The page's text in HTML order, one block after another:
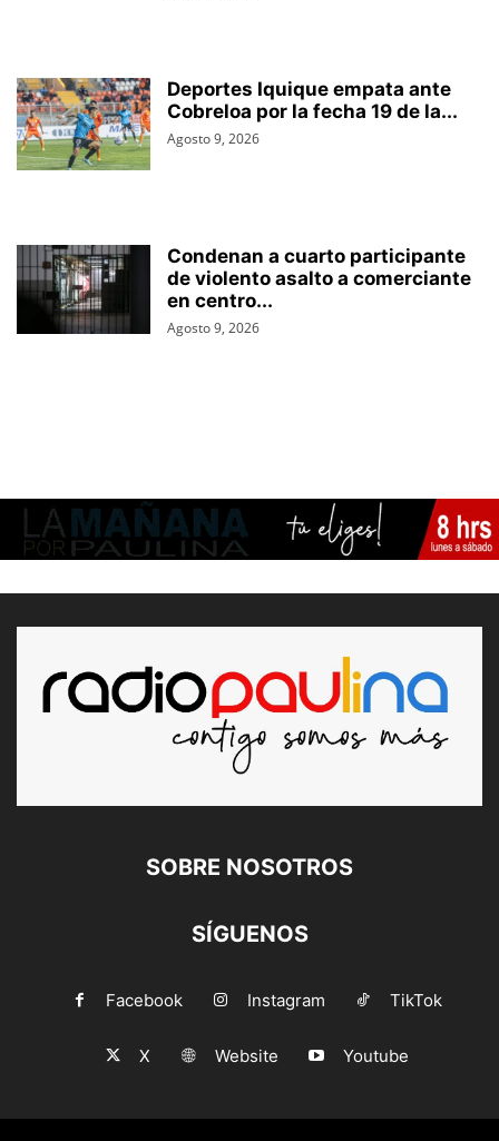
Deportes Iquique empata ante
Cobreloa por la fecha 19 de la...
Agosto 9, 2026
Condenan a cuarto participante
de violento asalto a comerciante
en centro...
Agosto 9, 2026
SOBRE NOSOTROS
SÍGUENOS
Facebook Instagram TikTok
X Website Youtube